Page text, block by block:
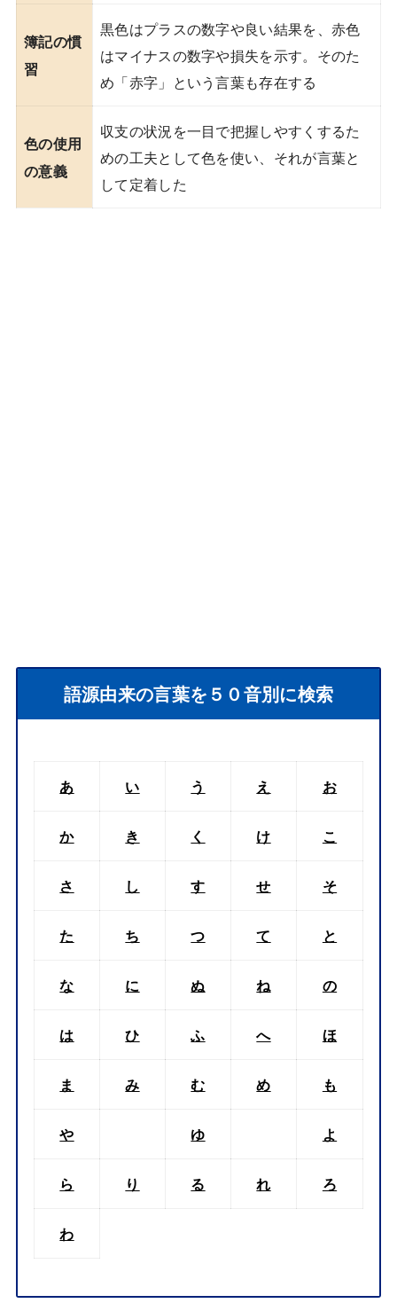
簿記の慣
習
黒色はプラスの数字や良い結果を、赤色
はマイナスの数字や損失を示す。そのた
め「赤字」という言葉も存在する
色の使用
の意義
収支の状況を一目で把握しやすくするた
めの工夫として色を使い、それが言葉と
して定着した
語源由来の言葉を５０音別に検索
あ い う え お
か き く け こ
さ し す せ そ
た ち つ て と
な に ぬ ね の
は ひ ふ へ ほ
ま み む め も
や ゆ よ
ら り る れ ろ
わ